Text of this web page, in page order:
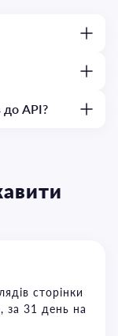
до API?
сторінки
за 31 день на